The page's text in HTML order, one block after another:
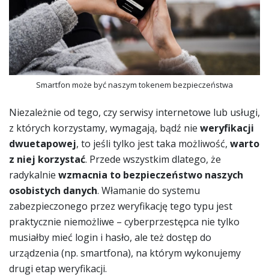
Smartfon może być naszym tokenem bezpieczeństwa
Niezależnie od tego, czy serwisy internetowe lub usługi,
z których korzystamy, wymagają, bądź nie weryfikacji
dwuetapowej, to jeśli tylko jest taka możliwość, warto
z niej korzystać. Przede wszystkim dlatego, że
radykalnie wzmacnia to bezpieczeństwo naszych
osobistych danych. Włamanie do systemu
zabezpieczonego przez weryfikację tego typu jest
praktycznie niemożliwe – cyberprzestępca nie tylko
musiałby mieć login i hasło, ale też dostęp do
urządzenia (np. smartfona), na którym wykonujemy
drugi etap weryfikacji.